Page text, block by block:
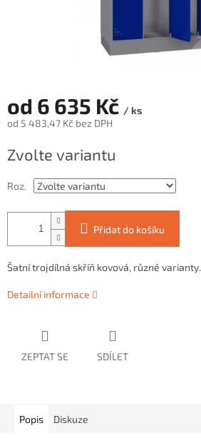
od 6 635 Kč / ks
od 5 483,47 Kč bez DPH
cena:
Zvolte variantu
Roz.
Přidat do košíku
Šatní trojdílná skříň kovová, různé varianty.
Detailní informace
ZEPTAT SE SDÍLET
Popis Diskuze